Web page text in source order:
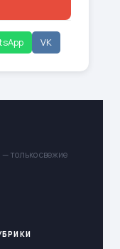
VK
только свежие